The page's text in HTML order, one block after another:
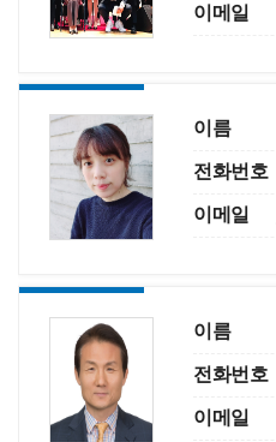
이메일
이름
전화번호
이메일
이름
전화번호
이메일